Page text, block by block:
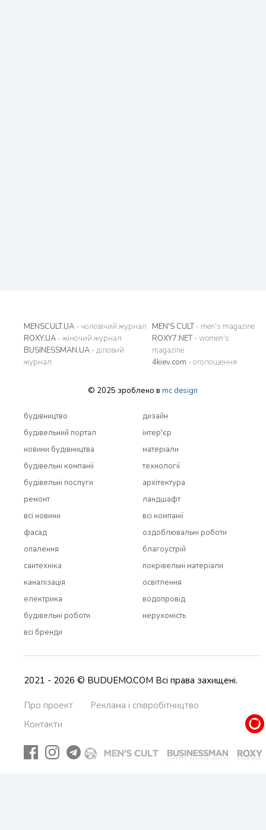
MENSCULT.UA - чоловічий журнал
ROXY.UA - жіночий журнал
BUSINESSMAN.UA - діловий
журнал
MEN'S CULT- men's magazine
ROXY7.NET- women's
magazine
4kiev.com - оголошення
© 2025 зроблено в mc design
будівництво
будівельний портал
новини будівництва
будівельні компанії
будівельні послуги
ремонт
всi новини
дизайн
інтер'єр
матеріали
технології
архітектура
ландшафт
всi компанії
фасад
опалення
сантехніка
каналізація
електрика
будівельні роботи
всi бренди
оздоблювальні роботи
благоустрій
покрівельні матеріали
освітлення
водопровід
нерухомість
2021 - 2026 © BUDUEMO.COM Всі права захищені.
Про проект
Реклама і співробітництво
Контакти